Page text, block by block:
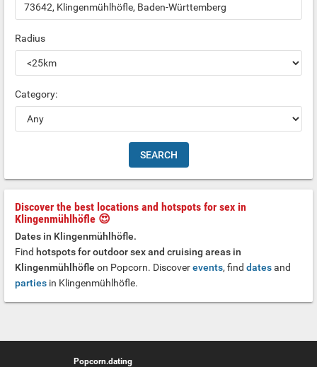
Radius
Category:
Discover the best locations and hotspots for sex in
Klingenmühlhöfle 😍
Dates in Klingenmühlhöfle.
Find hotspots for outdoor sex and cruising areas in
Klingenmühlhöfle on Popcorn. Discoverevents, find datesand
parties in Klingenmühlhöfle.
Popcorn.dating